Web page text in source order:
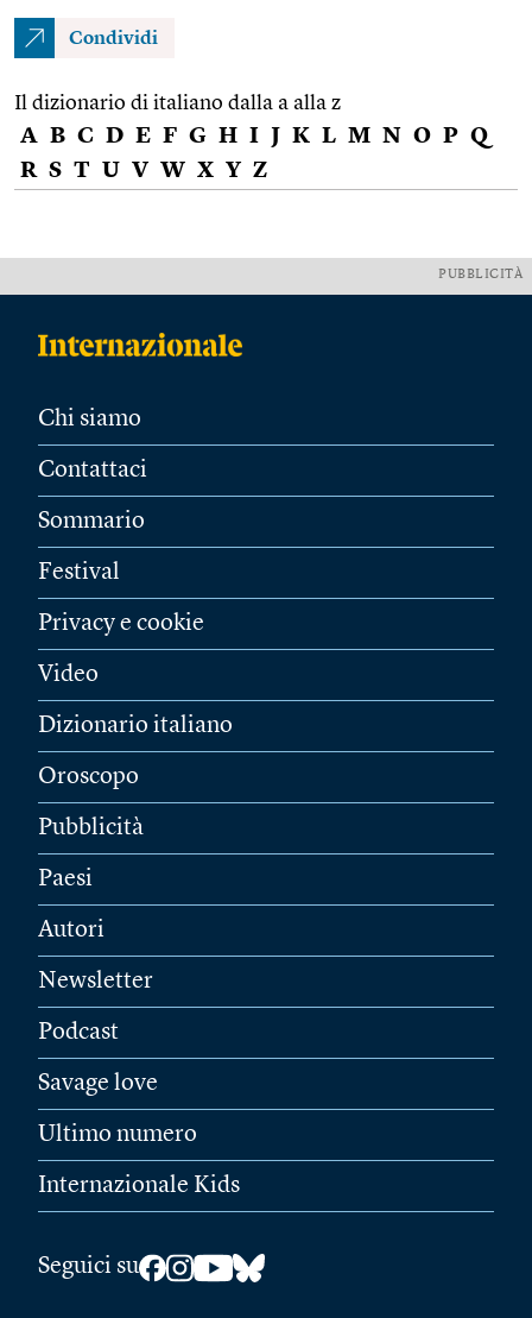
Condividi
Il dizionario di italiano dalla a alla z
A B C D E F G H I J K L M N O P Q
R S T U V W X Y Z
PUBBLICITÀ
Chi siamo
Contattaci
Sommario
Festival
Privacy e cookie
Video
Dizionario italiano
Oroscopo
Pubblicità
Paesi
Autori
Newsletter
Podcast
Savage love
Ultimo numero
Internazionale Kids
Seguici su